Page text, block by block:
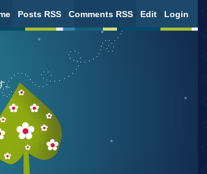
/ Posts RSS / Comments RSS / Edit / Login